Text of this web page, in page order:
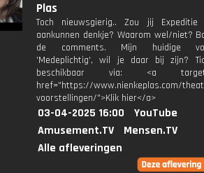
Plas
Toch nieuwsgierig.. Zou jij Expeditie
aankunnen denkje? Waarom wel/niet?
de comments. Mijn huidige
'Medeplichtig', wil je daar bij zijn?
beschikbaar via: <a
href="https://www.nienkeplas.com/
voorstellingen/">Klik hier</a>
03-04-2025 16:00
YouTube
Amusement.TV
Mensen.TV
Alle afleveringen